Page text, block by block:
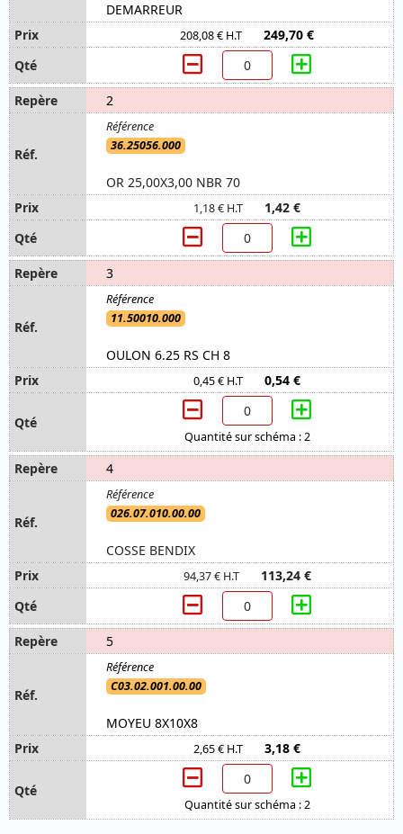
DEMARREUR
208,08 € H.T 249,70 €
2
36.25056.000
OR 25,00X3,00 NBR 70
1,18 € H.T 1,42 €
3
11.50010.000
OULON 6.25 RS CH 8
0,45 € H.T 0,54 €
Quantité sur schéma : 2
4
026.07.010.00.00
COSSE BENDIX
94,37 € H.T 113,24 €
5
C03.02.001.00.00
MOYEU 8X10X8
2,65 € H.T 3,18 €
Quantité sur schéma : 2